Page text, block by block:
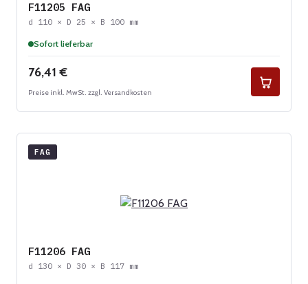
F11205 FAG
d 110 × D 25 × B 100 mm
Sofort lieferbar
Regulärer Preis:
76,41 €
Preise inkl. MwSt. zzgl. Versandkosten
FAG
F11206 FAG
d 130 × D 30 × B 117 mm